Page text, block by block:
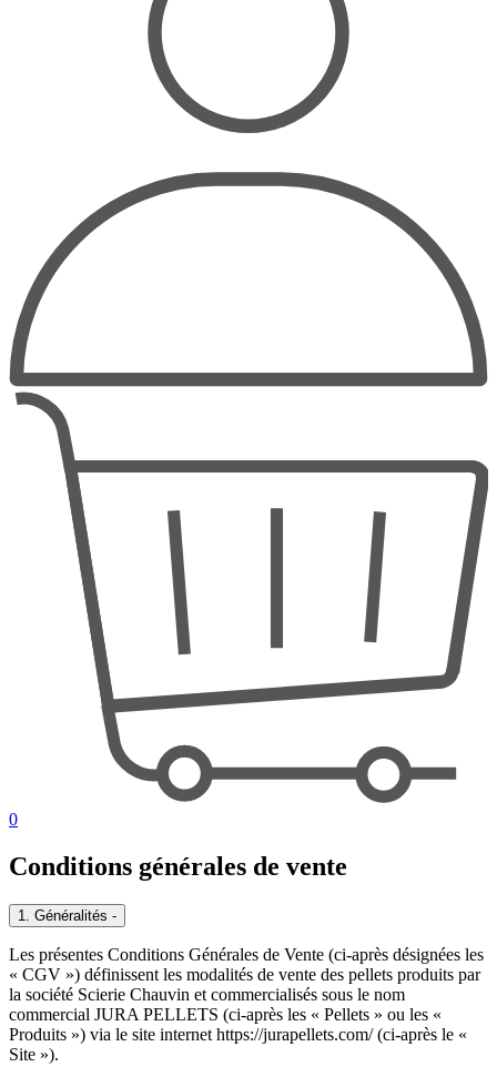
0
Conditions générales de vente
1. Généralités -
Les présentes Conditions Générales de Vente (ci-après désignées les
« CGV ») définissent les modalités de vente des pellets produits par
la société Scierie Chauvin et commercialisés sous le nom
commercial JURA PELLETS (ci-après les « Pellets » ou les «
Produits ») via le site internet https://jurapellets.com/ (ci-après le «
Site »).